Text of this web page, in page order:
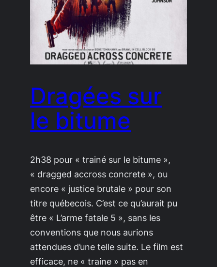
Dragées sur
le bitume
2h38 pour « trainé sur le bitume »,
« dragged accross concrete », ou
encore « justice brutale » pour son
titre québecois. C’est ce qu’aurait pu
être « L’arme fatale 5 », sans les
conventions que nous aurions
attendues d’une telle suite. Le film est
efficace, ne « traine » pas en